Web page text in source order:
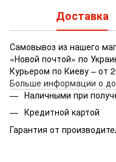
Доставка
Самовывоз из нашего
«Новой почтой» по
Курьером по Киеву – от
Больше информации о
Наличными при
Кредитной картой
Гарантия от